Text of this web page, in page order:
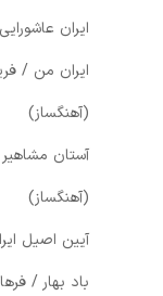
ایران
ایران من /
(آهنگساز)
آستان
(آهنگساز)
آیین اصیل
باد بهار /